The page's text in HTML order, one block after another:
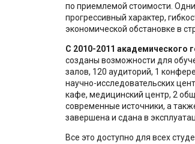
по приемлемой стоимости.
прогрессивный характер,
экономической обстановке в
С 2010-2011 академического
созданы возможности для
залов, 120 аудиторий, 1
научно-исследовательских
кафе, медицинский центр, 2
современные источники, а
завершена и сдана в
Все это доступно для всех